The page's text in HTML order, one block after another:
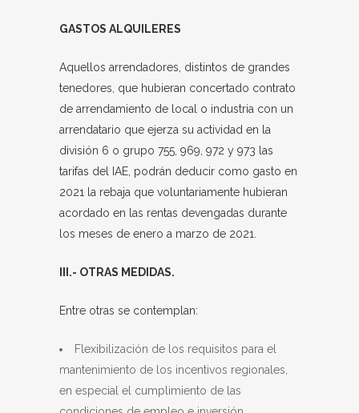
GASTOS ALQUILERES
Aquellos arrendadores, distintos de grandes
tenedores, que hubieran concertado contrato
de arrendamiento de local o industria con un
arrendatario que ejerza su actividad en la
división 6 o grupo 755, 969, 972 y 973 las
tarifas del IAE, podrán deducir como gasto en
2021 la rebaja que voluntariamente hubieran
acordado en las rentas devengadas durante
los meses de enero a marzo de 2021.
III.- OTRAS MEDIDAS.
Entre otras se contemplan:
Flexibilización de los requisitos para el
mantenimiento de los incentivos regionales,
en especial el cumplimiento de las